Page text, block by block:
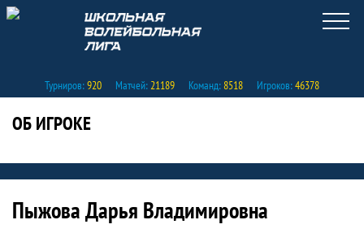
Турниров:920 Матчей:21189 Команд:8518 Игроков:46378
ОБ ИГРОКЕ
Статистика игрока Пыжова Дарья
Пыжова Дарья Владимировна